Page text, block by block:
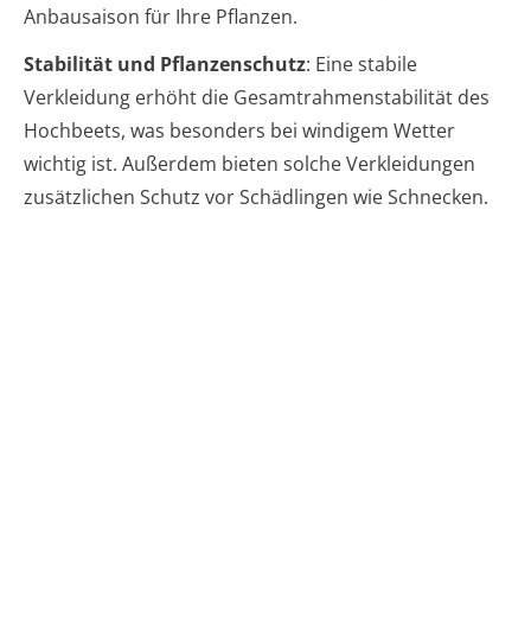
Anbausaison für Ihre Pflanzen.
Stabilität und Pflanzenschutz: Eine stabile
Verkleidung erhöht die Gesamtrahmenstabilität des
Hochbeets, was besonders bei windigem Wetter
wichtig ist. Außerdem bieten solche Verkleidungen
zusätzlichen Schutz vor Schädlingen wie Schnecken.